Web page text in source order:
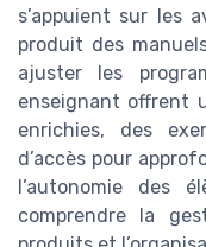
s’appuient sur les
produit des
ajuster les
enseignant offrent
enrichies, des
d’accès pour
l’autonomie des
comprendre la